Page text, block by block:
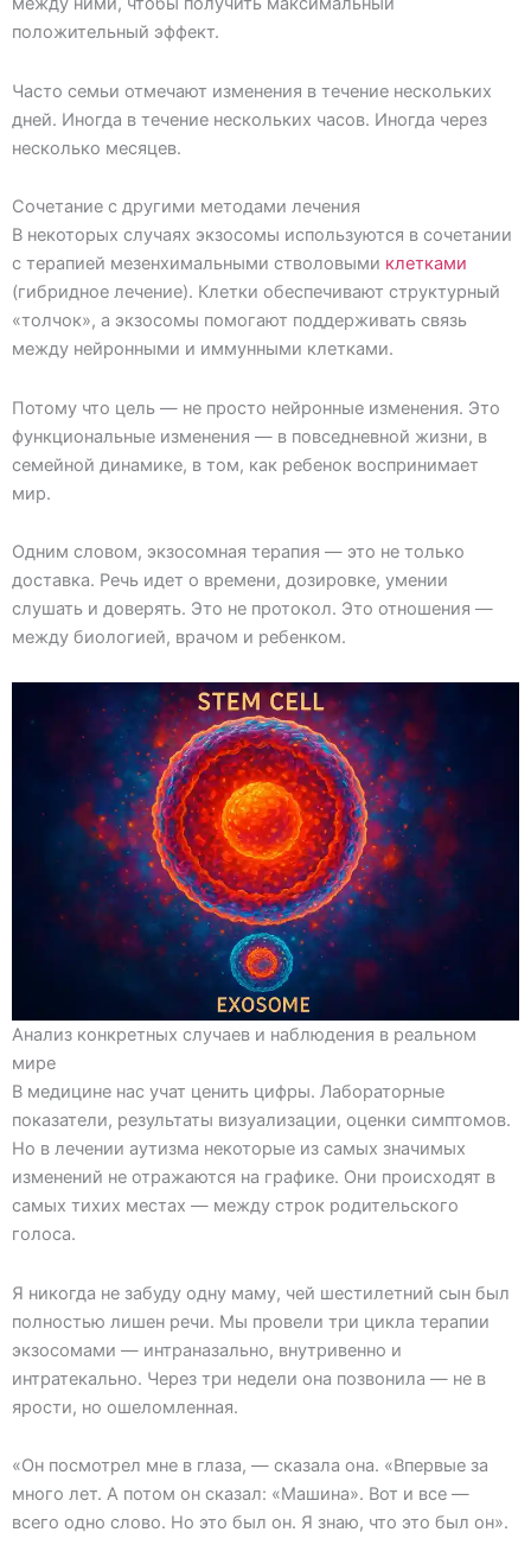
положительный эффект.
Часто семьи отмечают изменения в течение нескольких
дней. Иногда в течение нескольких часов. Иногда через
несколько месяцев.
Сочетание с другими методами лечения
В некоторых случаях экзосомы используются в сочетании
с терапией мезенхимальными стволовыми клетками
(гибридное лечение). Клетки обеспечивают структурный
«толчок», а экзосомы помогают поддерживать связь
между нейронными и иммунными клетками.
Потому что цель — не просто нейронные изменения. Это
функциональные изменения — в повседневной жизни, в
семейной динамике, в том, как ребенок воспринимает
мир.
Одним словом, экзосомная терапия — это не только
доставка. Речь идет о времени, дозировке, умении
слушать и доверять. Это не протокол. Это отношения —
между биологией, врачом и ребенком.
Анализ конкретных случаев и наблюдения в реальном
мире
В медицине нас учат ценить цифры. Лабораторные
показатели, результаты визуализации, оценки симптомов.
Но в лечении аутизма некоторые из самых значимых
изменений не отражаются на графике. Они происходят в
самых тихих местах — между строк родительского
голоса.
Я никогда не забуду одну маму, чей шестилетний сын был
полностью лишен речи. Мы провели три цикла терапии
экзосомами — интраназально, внутривенно и
интратекально. Через три недели она позвонила — не в
ярости, но ошеломленная.
«Он посмотрел мне в глаза, — сказала она. «Впервые за
много лет. А потом он сказал: «Машина». Вот и все —
всего одно слово. Но это был он. Я знаю, что это был он».